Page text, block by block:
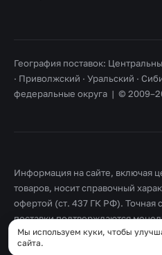
География поставок:
· Приволжский · Уральский ·
федеральные округа | ©
Информация на сайте, включая
товаров, носит справочный
офертой (ст. 437 ГК РФ). Точная
поставки подтверждаются
счетом. Товарные знаки
Правовая информация
Мы используем куки, чтобы
сайта.